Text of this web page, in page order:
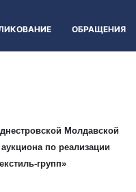
ОБРАЩЕНИЯ
Молдавской
по реализации
групп»